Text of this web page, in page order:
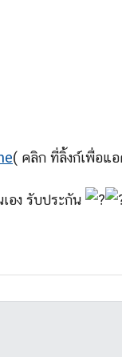
( คลิก ที่ลิ้งก์เพื่อแ
อง รับประกัน